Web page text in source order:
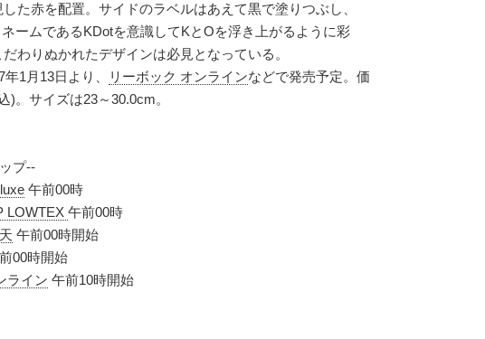
た赤を配置。サイドのラベルはあえて黒で塗りつぶし、
ームであるKDotを意識してKとOを浮き上がるように彩
わりぬかれたデザインは必見となっている。
1月13日より、
リーボック オンラインなどで発売予定。価
)。サイズは23～30.0cm。
プ--
午前00時
LOWTEX 午前00時
午前00時開始
00時開始
ライン 午前10時開始